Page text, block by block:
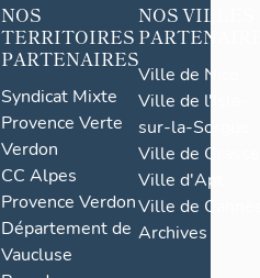
NOS
TERRITOIRES
PARTENAIRES
Syndicat Mixte
Provence Verte
Verdon
CC Alpes
Provence Verdon
Département de
Vaucluse
NOS VILLES
Ville de Nice
Ville de l'Isle-
sur-la-Sorgue
Ville de Grasse
Ville d'Apt
Ville de
Archives